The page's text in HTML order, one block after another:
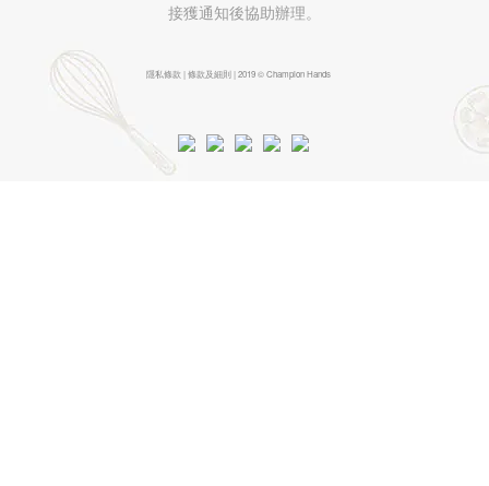
接獲通知後協助辦理。
隱私條款 | 條款及細則 | 2019 © Champion Hands